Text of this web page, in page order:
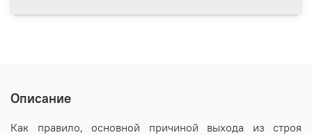
Описание
Как правило, основной причиной выхода из строя